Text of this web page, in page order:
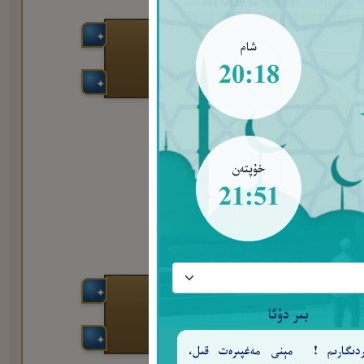
شام
20:18
خۇپتەن
21:51
بىر دۇئا
! مېنى مەغپىرەت قىل،
بِٱلصَّبْرِ